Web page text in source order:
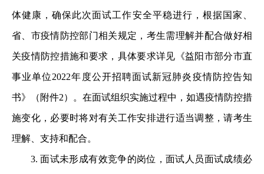
体健康，确保此次面试工作安全平稳进行，根据国家、
省、市疫情防控部门相关规定，考生需理解并配合做好相
关疫情防控措施和要求，具体要求详见《益阳市部分市直
事业单位2022年度公开招聘面试新冠肺炎疫情防控告知
书》（附件2）。在面试组织实施过程中，如遇疫情防控措
施变化，必要时将对有关工作安排进行适当调整，请考生
理解、支持和配合。
3. 面试未形成有效竞争的岗位，面试人员面试成绩必